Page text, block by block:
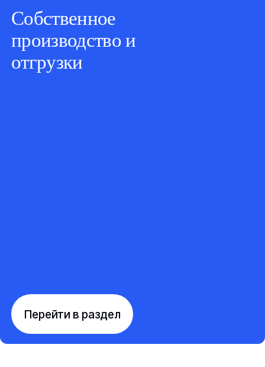
Собственное
производство и
отгрузки
Перейти в раздел